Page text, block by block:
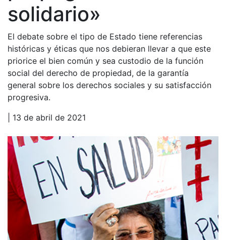
solidario»
El debate sobre el tipo de Estado tiene referencias
históricas y éticas que nos debieran llevar a que este
priorice el bien común y sea custodio de la función
social del derecho de propiedad, de la garantía
general sobre los derechos sociales y su satisfacción
progresiva.
| 13 de abril de 2021